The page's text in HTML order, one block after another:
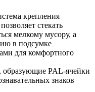
крепления
стекать
мелкому мусору, а
в подсумке
для комфортного
образующие PAL-ячейки
знаков